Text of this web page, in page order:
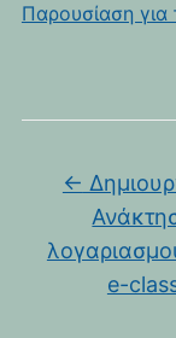
Παρουσίαση
←
e-